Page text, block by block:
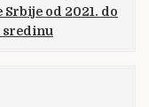
od 2021. do
sredinu